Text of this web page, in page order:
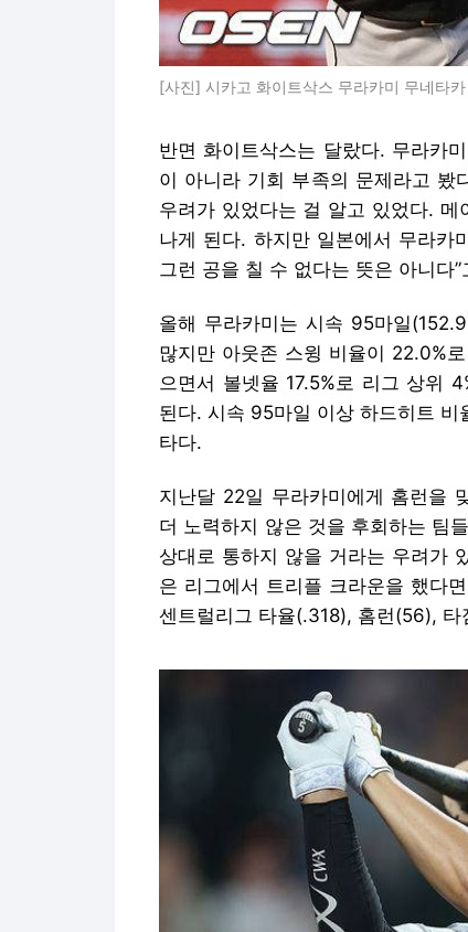
[사진] 시카고 화이트삭스 무라카미 무네타
반면 화이트삭스는 달랐다. 무라카
이 아니라 기회 부족의 문제라고 봤
우려가 있었다는 걸 알고 있었다. 메
나게 된다. 하지만 일본에서 무라카
그런 공을 칠 수 없다는 뜻은 아니다”
올해 무라카미는 시속 95마일
많지만 아웃존 스윙 비율이 22.0%
으면서 볼넷율 17.5%로 리그 상위
된다. 시속 95마일 이상 하드히트
타다.
지난달 22일 무라카미에게 홈런을
더 노력하지 않은 것을 후회하는 팀
상대로 통하지 않을 거라는 우려가
은 리그에서 트리플 크라운을 했다
센트럴리그 타율(.318), 홈런(56),